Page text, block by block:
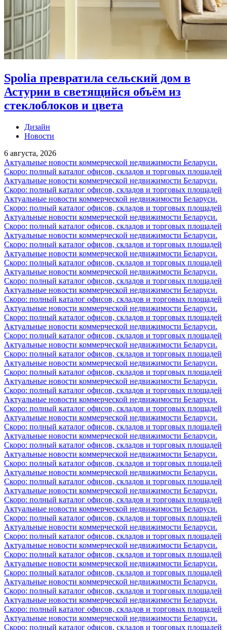
Spolia превратила сельский дом в
Астурии в светящийся объём из
стеклоблоков и цвета
Дизайн
Новости
6 августа, 2026
Актуальные новости коммерческой недвижимости Беларуси.
Скоро: полный каталог офисов, складов и торговых площадей
Актуальные новости коммерческой недвижимости Беларуси.
Скоро: полный каталог офисов, складов и торговых площадей
Актуальные новости коммерческой недвижимости Беларуси.
Скоро: полный каталог офисов, складов и торговых площадей
Актуальные новости коммерческой недвижимости Беларуси.
Скоро: полный каталог офисов, складов и торговых площадей
Актуальные новости коммерческой недвижимости Беларуси.
Скоро: полный каталог офисов, складов и торговых площадей
Актуальные новости коммерческой недвижимости Беларуси.
Скоро: полный каталог офисов, складов и торговых площадей
Актуальные новости коммерческой недвижимости Беларуси.
Скоро: полный каталог офисов, складов и торговых площадей
Актуальные новости коммерческой недвижимости Беларуси.
Скоро: полный каталог офисов, складов и торговых площадей
Актуальные новости коммерческой недвижимости Беларуси.
Скоро: полный каталог офисов, складов и торговых площадей
Актуальные новости коммерческой недвижимости Беларуси.
Скоро: полный каталог офисов, складов и торговых площадей
Актуальные новости коммерческой недвижимости Беларуси.
Скоро: полный каталог офисов, складов и торговых площадей
Актуальные новости коммерческой недвижимости Беларуси.
Скоро: полный каталог офисов, складов и торговых площадей
Актуальные новости коммерческой недвижимости Беларуси.
Скоро: полный каталог офисов, складов и торговых площадей
Актуальные новости коммерческой недвижимости Беларуси.
Скоро: полный каталог офисов, складов и торговых площадей
Актуальные новости коммерческой недвижимости Беларуси.
Скоро: полный каталог офисов, складов и торговых площадей
Актуальные новости коммерческой недвижимости Беларуси.
Скоро: полный каталог офисов, складов и торговых площадей
Актуальные новости коммерческой недвижимости Беларуси.
Скоро: полный каталог офисов, складов и торговых площадей
Актуальные новости коммерческой недвижимости Беларуси.
Скоро: полный каталог офисов, складов и торговых площадей
Актуальные новости коммерческой недвижимости Беларуси.
Скоро: полный каталог офисов, складов и торговых площадей
Актуальные новости коммерческой недвижимости Беларуси.
Скоро: полный каталог офисов, складов и торговых площадей
Актуальные новости коммерческой недвижимости Беларуси.
Скоро: полный каталог офисов, складов и торговых площадей
Актуальные новости коммерческой недвижимости Беларуси.
Скоро: полный каталог офисов, складов и торговых площадей
Актуальные новости коммерческой недвижимости Беларуси.
Скоро: полный каталог офисов, складов и торговых площадей
Актуальные новости коммерческой недвижимости Беларуси.
Скоро: полный каталог офисов, складов и торговых площадей
Актуальные новости коммерческой недвижимости Беларуси.
Скоро: полный каталог офисов, складов и торговых площадей
Актуальные новости коммерческой недвижимости Беларуси.
Скоро: полный каталог офисов, складов и торговых площадей